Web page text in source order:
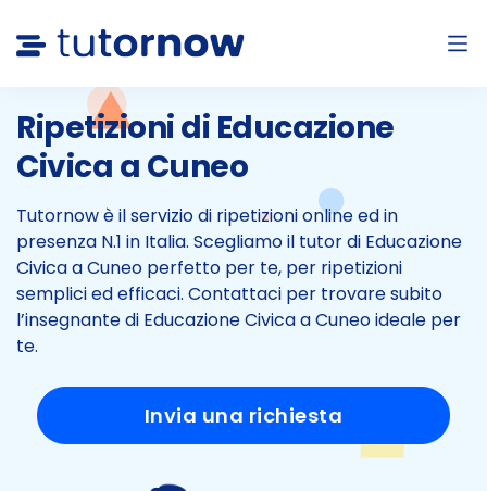
Ripetizioni di Educazione
Civica a Cuneo
Tutornow è il servizio di ripetizioni online ed in
presenza N.1 in Italia. Scegliamo il tutor di Educazione
Civica a Cuneo perfetto per te, per ripetizioni
semplici ed efficaci. Contattaci per trovare subito
l’insegnante di Educazione Civica a Cuneo ideale per
te.
Invia una richiesta